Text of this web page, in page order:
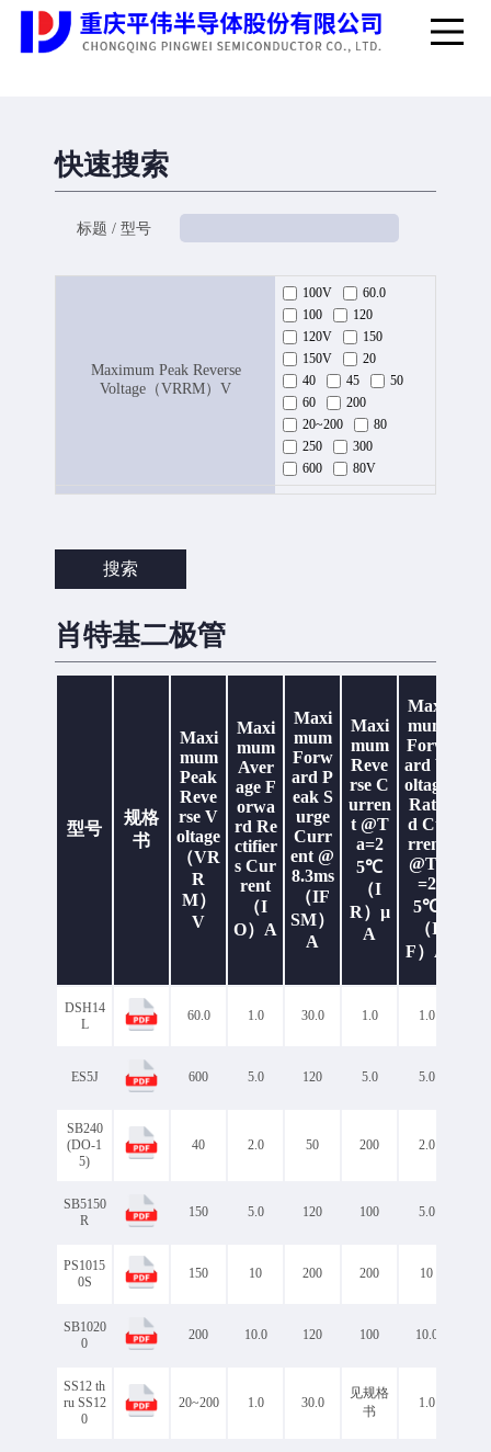
快速搜索
标题 / 型号
Maximum Peak Reverse
Voltage（VRRM）V
100V
60.0
100
120
120V
150
150V
20
40
45
50
60
200
20~200
80
250
300
600
80V
Maximum Average Forward
12.0
15.0
Maximum Forward Peak Surge
Current @8.3ms（IFSM）A
30 30.0
50
80
80.0
100
150
170
175
200
225
250
300
500
Maximum Reverse Current
1.0
10.0
20
100
200
Rated Current @Ta=25℃（IF）
5.0
Rated Current @Ta=25℃
（VFM）V
0.55
0.58
0.70
0.71
0.78
0.79
0.9
0.90
0.92
搜索
肖特基二极管
型号
规格
书
Maxi
mum
Peak
Reve
rse V
oltage
（VR
R
M）
V
Maxi
mum
Aver
age F
orwa
rd Re
ctifier
s Cur
rent
（I
O）A
Maxi
mum
Forw
ard P
eak S
urge
Curr
ent @
8.3ms
（IF
SM）
A
Maxi
mum
Reve
rse C
urren
t @T
a=2
5℃
（I
R）µ
A
Maxi
mum
Forw
ard V
oltage
Rate
d Cu
rrent
@Ta
=2
5℃
（I
F）A
DSH14
L
60.0 1.0 30.0 1.0 1.0
ES5J 600 5.0 120 5.0 5.0
SB240
(DO-1
5)
40 2.0 50 200 2.0
SB5150
R
150 5.0 120 100 5.0
PS1015
0S
150 10 200 200 10
SB1020
0
200 10.0 120 100 10.0
SS12 th
ru SS12
0
20~200 1.0 30.0
见规格
书
1.0